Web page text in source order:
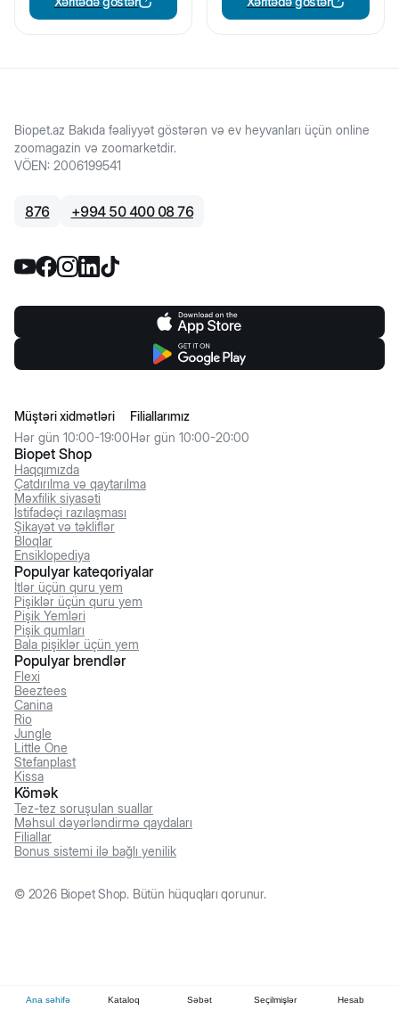
Köndələn küç,
Biopet.az Bakıda fəaliyyət göstərən və ev heyvanları üçün online
zoomagazin və zoomarketdir.
VÖEN: 2006199541
876 +994 50 400 08 76
Biopet Shop
Haqqımızda
Çatdırılma və qaytarılma
Məxfilik siyasəti
İstifadəçi razılaşması
Şikayət və təkliflər
Bloqlar
Ensiklopediya
Müştəri xidmətləri
Hər gün 10:00-19:00
Filiallarımız
Hər gün 10:00-20:00
Populyar kateqoriyalar
İtlər üçün quru yem
Pişiklər üçün quru yem
Pişik Yemləri
Pişik qumları
Bala pişiklər üçün yem
Populyar brendlər
Flexi
Beeztees
Canina
Rio
Jungle
Little One
Stefanplast
Kissa
Kömək
Tez-tez soruşulan suallar
Məhsul dəyərləndirmə qaydaları
Filiallar
Bonus sistemi ilə bağlı yenilik
© 2026Biopet Shop. Bütün hüquqları qorunur.
Ana səhifə Kataloq Səbət Seçilmişlər Hesab